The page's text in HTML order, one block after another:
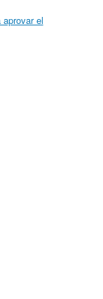
aprovar el